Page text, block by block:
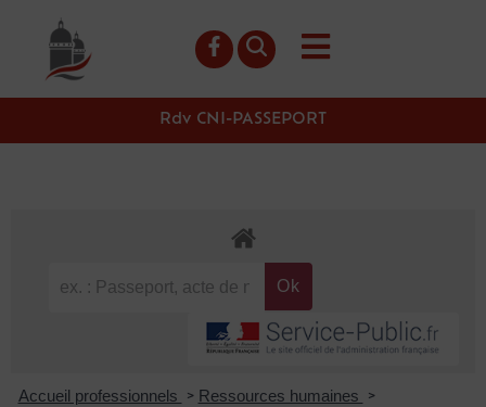
principal
Rdv CNI-PASSEPORT
Accueil professionnels > Ressources humaines >